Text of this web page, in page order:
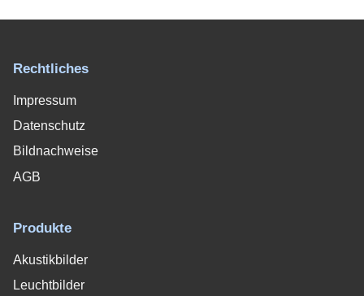
Rechtliches
Impressum
Datenschutz
Bildnachweise
AGB
Produkte
Akustikbilder
Leuchtbilder